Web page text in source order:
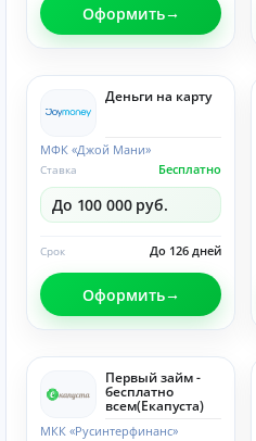
Оформить
Деньги на карту
МФК «Джой Мани»
Бесплатно
Ставка
До 100 000 руб.
До 126 дней
Срок
Оформить
Первый займ -
бесплатно
всем(Eкапуста)
МКК «Русинтерфинанс»